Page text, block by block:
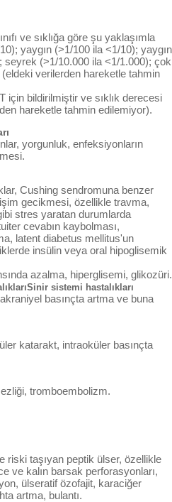
ve sıklığa göre şu yaklaşımla
yaygın (>1/100 ila <1/10); yaygın
seyrek (>1/10.000 ila <1/1.000); çok
verilerden hareketle tahmin
için bildirilmiştir ve sıklık derecesi
hareketle tahmin edilemiyor).
yorgunluk, enfeksiyonların
Cushing sendromuna benzer
gecikmesi, özellikle travma,
stres yaratan durumlarda
cevabın kaybolması,
latent diabetus mellitus'un
insülin veya oral hipoglisemik
azalma, hiperglisemi, glikozüri.
sistemi hastalıkları
basınçta artma ve buna
katarakt, intraoküler basınçta
tromboembolizm.
riski taşıyan peptik ülser, özellikle
ve kalın barsak perforasyonları,
ülseratif özofajit, karaciğer
artma, bulantı.